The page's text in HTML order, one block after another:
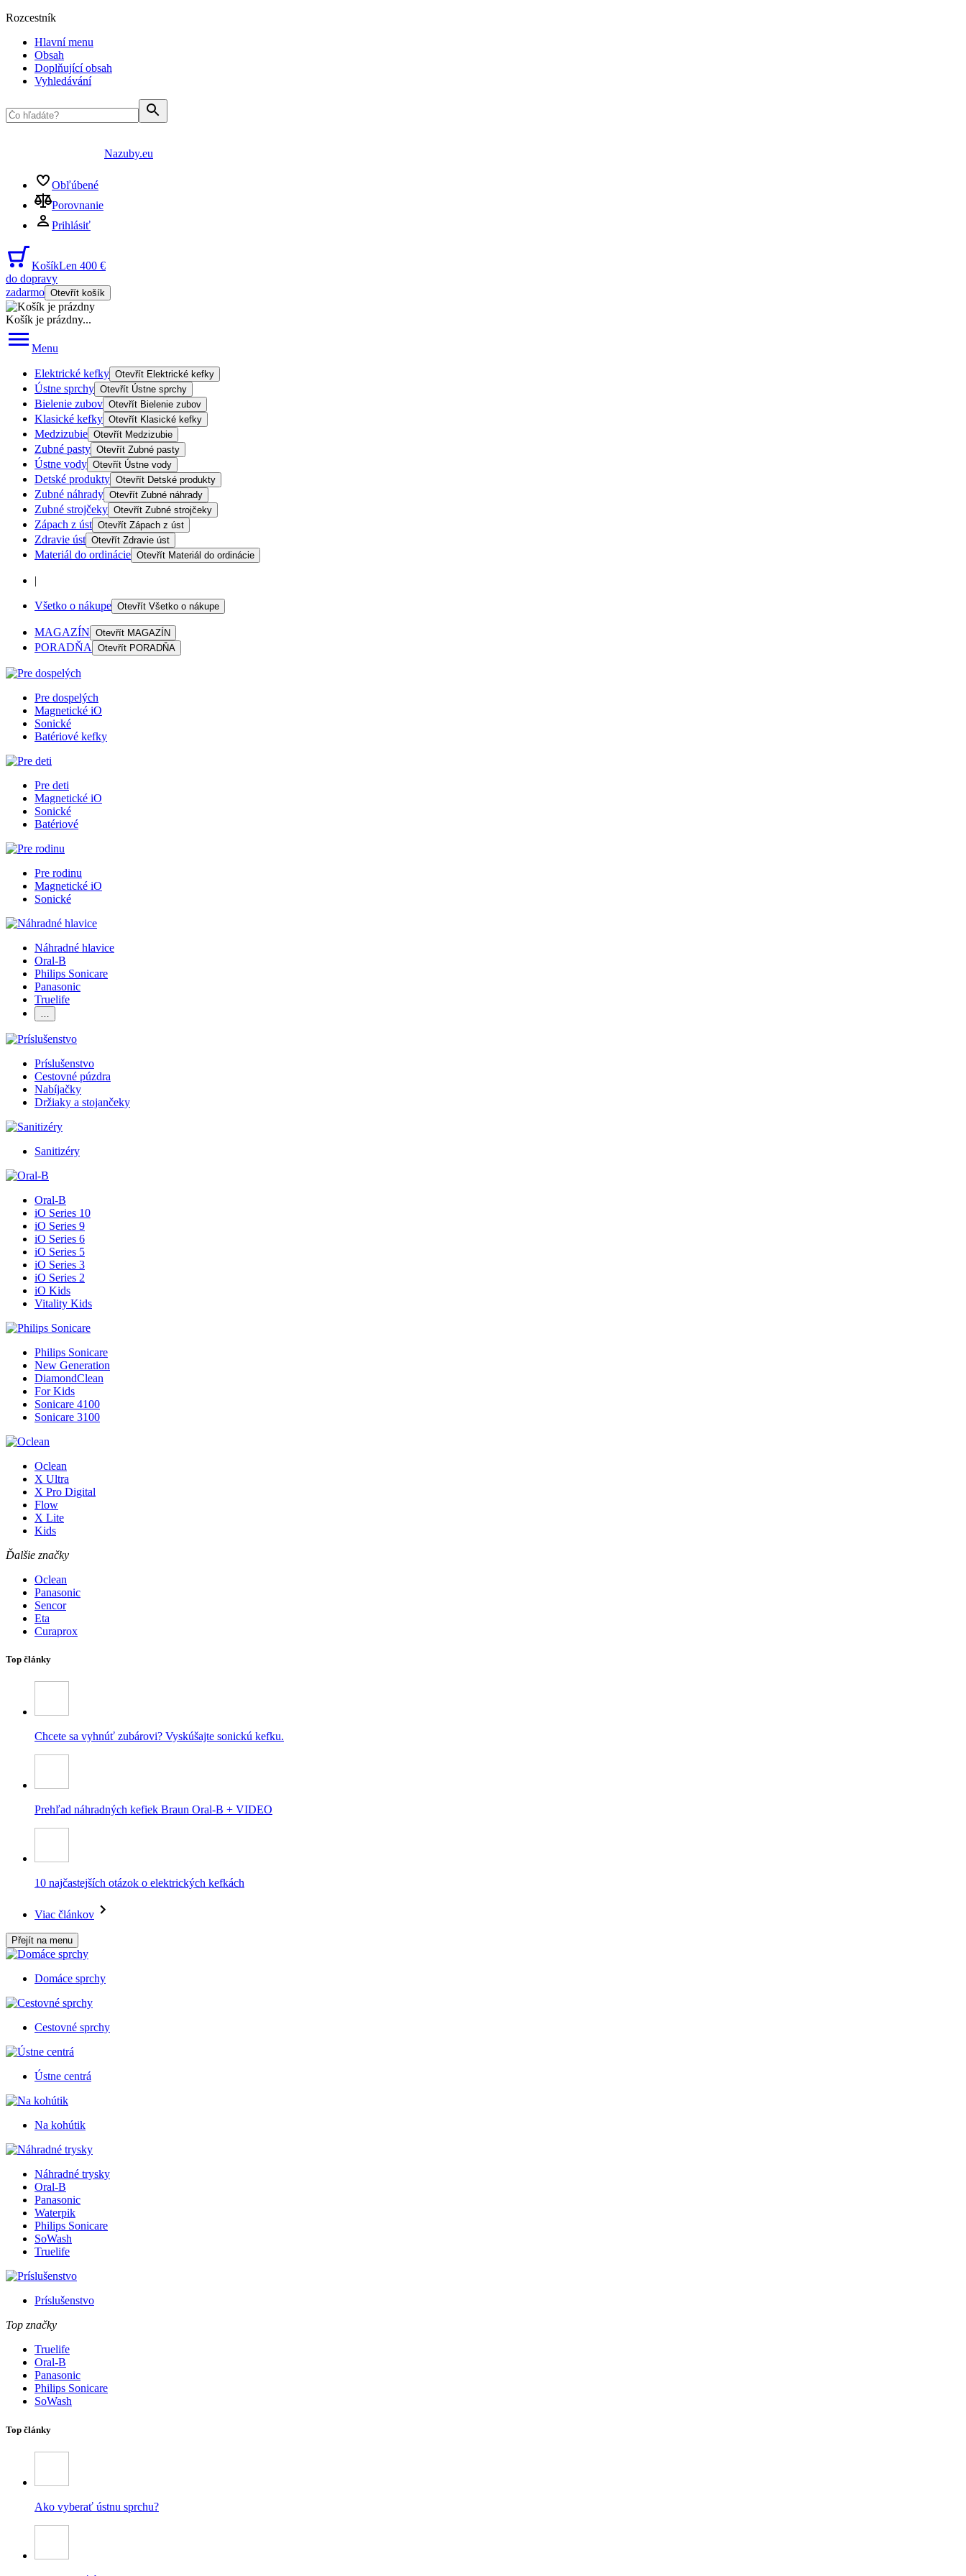
Rozcestník
Hlavní menu
Obsah
Doplňující obsah
Vyhledávání
Nazuby.eu
Obľúbené
Porovnanie
Prihlásiť
KošíkLen 400 €
do dopravy
zadarmo Otevřít košík
Košík je prázdny...
Menu
Elektrické kefky Otevřít Elektrické kefky
Ústne sprchy Otevřít Ústne sprchy
Bielenie zubov Otevřít Bielenie zubov
Klasické kefky Otevřít Klasické kefky
Medzizubie Otevřít Medzizubie
Zubné pasty Otevřít Zubné pasty
Ústne vody Otevřít Ústne vody
Detské produkty Otevřít Detské produkty
Zubné náhrady Otevřít Zubné náhrady
Zubné strojčeky Otevřít Zubné strojčeky
Zápach z úst Otevřít Zápach z úst
Zdravie úst Otevřít Zdravie úst
Materiál do ordinácie Otevřít Materiál do ordinácie
|
Všetko o nákupe Otevřít Všetko o nákupe
MAGAZÍN Otevřít MAGAZÍN
PORADŇA Otevřít PORADŇA
Pre dospelých
Magnetické iO
Sonické
Batériové kefky
Pre deti
Magnetické iO
Sonické
Batériové
Pre rodinu
Magnetické iO
Sonické
Náhradné hlavice
Oral-B
Philips Sonicare
Panasonic
Truelife
…
Príslušenstvo
Cestovné púzdra
Nabíjačky
Držiaky a stojančeky
Sanitizéry
Oral-B
iO Series 10
iO Series 9
iO Series 6
iO Series 5
iO Series 3
iO Series 2
iO Kids
Vitality Kids
Philips Sonicare
New Generation
DiamondClean
For Kids
Sonicare 4100
Sonicare 3100
Oclean
X Ultra
X Pro Digital
Flow
X Lite
Kids
Ďalšie značky
Oclean
Panasonic
Sencor
Eta
Curaprox
Top články
Chcete sa vyhnúť zubárovi? Vyskúšajte sonickú kefku.
Prehľad náhradných kefiek Braun Oral-B + VIDEO
10 najčastejších otázok o elektrických kefkách
Viac článkov
Přejít na menu
Domáce sprchy
Cestovné sprchy
Ústne centrá
Na kohútik
Náhradné trysky
Oral-B
Panasonic
Waterpik
Philips Sonicare
SoWash
Truelife
Príslušenstvo
Top značky
Truelife
Oral-B
Panasonic
Philips Sonicare
SoWash
Top články
Ako vyberať ústnu sprchu?